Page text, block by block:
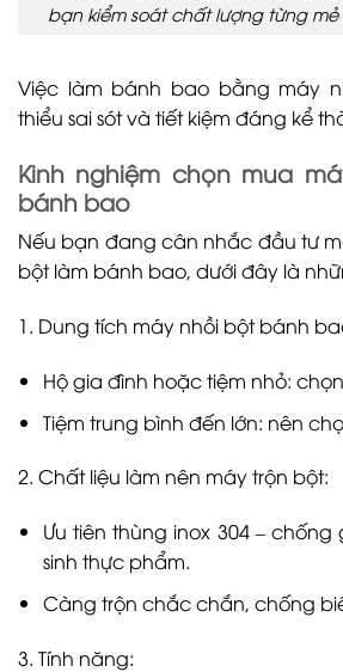
bạn kiểm soát chất lượng từng
Việc làm bánh bao bằng máy
thiểu sai sót và tiết kiệm đáng kể
Kinh nghiệm chọn mua
bánh bao
Nếu bạn đang cân nhắc đầu tư
bột làm bánh bao, dưới đây là
1. Dung tích máy nhồi bột bánh
Hộ gia đình hoặc tiệm nhỏ:
Tiệm trung bình đến lớn: nên
2. Chất liệu làm nên máy trộn bột:
Ưu tiên thùng inox 304 –
sinh thực phẩm.
Càng trộn chắc chắn, chống
3. Tính năng: